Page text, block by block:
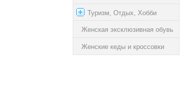
Туризм, Отдых, Хобби
Женская эксклюзивная обувь
Женские кеды и кроссовки